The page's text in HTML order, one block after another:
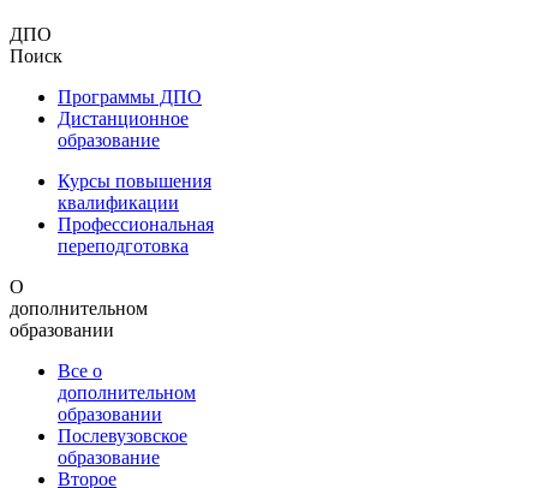
ДПО
Поиск
Программы ДПО
Дистанционное
образование
Курсы повышения
квалификации
Профессиональная
переподготовка
О
дополнительном
образовании
Все о
дополнительном
образовании
Послевузовское
образование
Второе